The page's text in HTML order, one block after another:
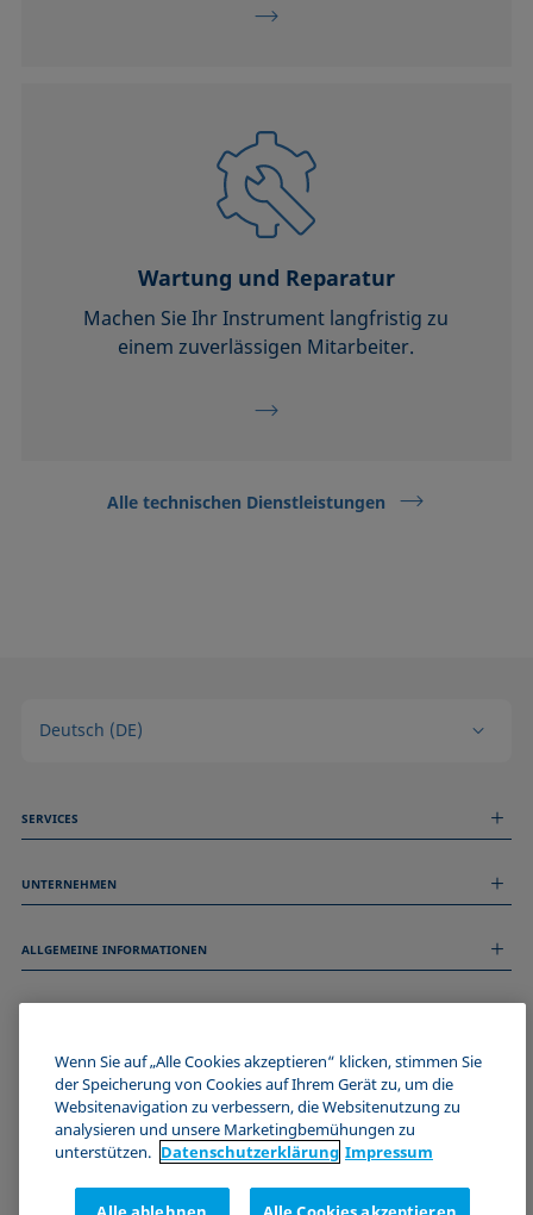
Wartung und Reparatur
Machen Sie Ihr Instrument langfristig zu
einem zuverlässigen Mitarbeiter.
Alle technischen Dienstleistungen
Deutsch (DE)
SERVICES
Technischer Service
Remote Support
UNTERNEHMEN
Stellenangebote
ALLGEMEINE INFORMATIONEN
Cookie-Richtlinie
Verkaufs- und Lieferbedingungen
Zertifizierungen (ISO 9001)
Newsletter-Anmeldung
Wenn Sie auf „Alle Cookies akzeptieren“ klicken, stimmen Sie
der Speicherung von Cookies auf Ihrem Gerät zu, um die
Websitenavigation zu verbessern, die Websitenutzung zu
analysieren und unsere Marketingbemühungen zu
unterstützen. Datenschutz­erklärung Impressum